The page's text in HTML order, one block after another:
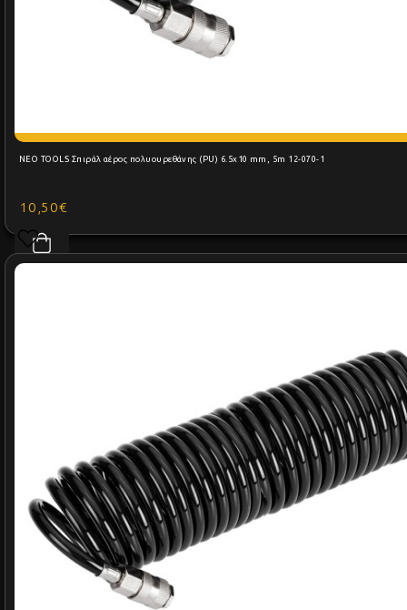
NEO TOOLS Σπιράλ αέρος πολυουρεθάνης (PU) 6.5x10 mm, 5m 12-070-1
10,50€